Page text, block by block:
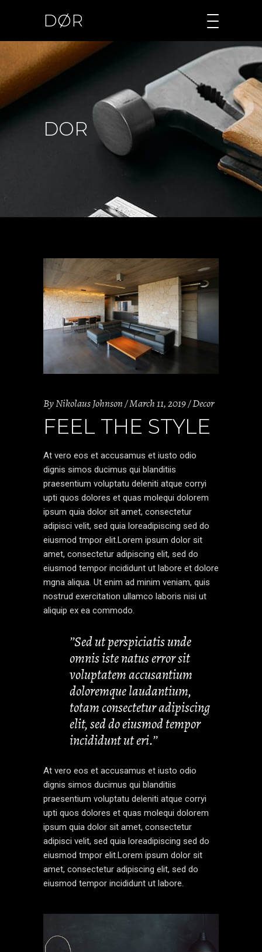
DØR
DOR
ByNikolaus Johnson March 11, 2019 Decor
FEEL THE STYLE
At vero eos et accusamus et iusto odio
dignis simos ducimus qui blanditiis
praesentium voluptatu deleniti atque corryi
upti quos dolores et quas molequi dolorem
ipsum quia dolor sit amet, consectetur
adipisci velit, sed quia loreadipiscing sed do
eiusmod tmpor elit.Lorem ipsum dolor sit
amet, consectetur adipiscing elit, sed do
eiusmod tempor incididunt ut labore et dolore
mgna aliqua. Ut enim ad minim veniam, quis
nostrud exercitation ullamco laboris nisi ut
aliquip ex ea commodo.
’’Sed ut perspiciatis unde
omnis iste natus error sit
voluptatem accusantium
doloremque laudantium,
totam consectetur adipiscing
elit, sed do eiusmod tempor
incididunt ut eri.’’
At vero eos et accusamus et iusto odio
dignis simos ducimus qui blanditiis
praesentium voluptatu deleniti atque corryi
upti quos dolores et quas molequi dolorem
ipsum quia dolor sit amet, consectetur
adipisci velit, sed quia loreadipiscing sed do
eiusmod tmpor elit.Lorem ipsum dolor sit
amet, consectetur adipiscing elit, sed do
eiusmod tempor incididunt ut labore.